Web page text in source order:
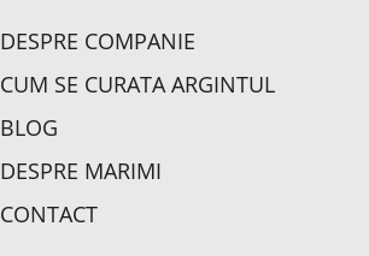
DESPRE COMPANIE
CUM SE CURATA ARGINTUL
BLOG
DESPRE MARIMI
CONTACT